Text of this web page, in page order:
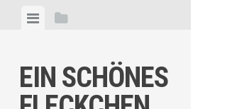
ViewView
EIN SCHÖNES